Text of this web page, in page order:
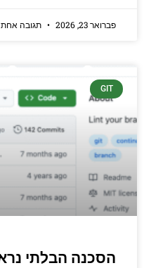
פברואר 23, 2026 תגובה אחת
GIT